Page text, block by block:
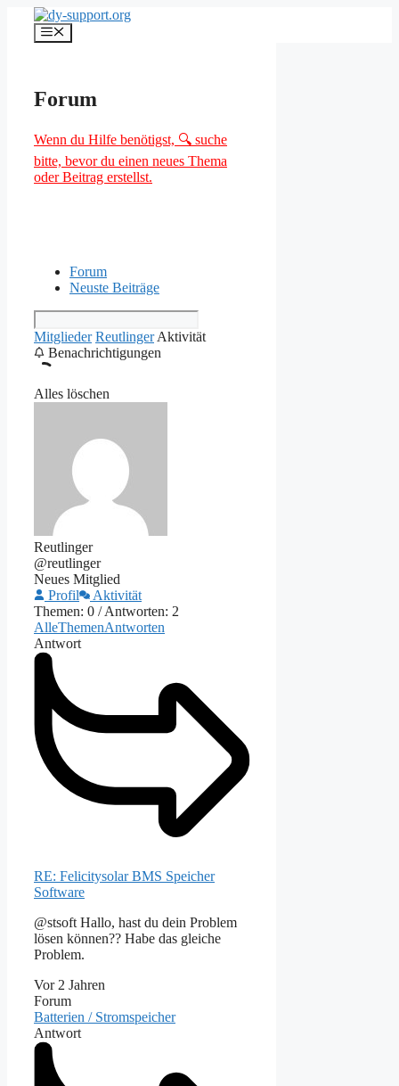
Inhalt
springen
Menü
Forum
Wenn du Hilfe benötigst, 🔍 suche
bitte, bevor du einen neues Thema
oder Beitrag erstellst.
Forum
Neuste Beiträge
Mitglieder Reutlinger Aktivität
Benachrichtigungen
Alles löschen
Reutlinger
@reutlinger
Neues Mitglied
Profil
Aktivität
Themen: 0 / Antworten: 2
AlleThemenAntworten
Antwort
RE: Felicitysolar BMS Speicher
Software
@stsoft Hallo, hast du dein Problem
lösen können?? Habe das gleiche
Problem.
Vor 2 Jahren
Forum
Batterien / Stromspeicher
Antwort